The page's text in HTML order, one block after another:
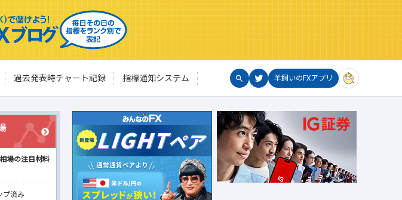
過去発表時チャート記録 指標通知システム 羊飼いのFXアプリ
場の注目材料
プ済み